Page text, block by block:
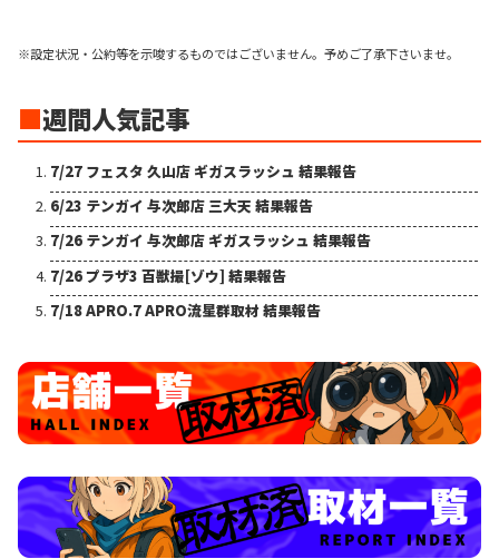
※設定状況・公約等を示唆するものではございません。予めご了承下さいませ。
■週間人気記事
7/27 フェスタ 久山店 ギガスラッシュ 結果報告
6/23 テンガイ 与次郎店 三大天 結果報告
7/26 テンガイ 与次郎店 ギガスラッシュ 結果報告
7/26 プラザ3 百獣撮[ゾウ] 結果報告
7/18 APRO.7 APRO流星群取材 結果報告